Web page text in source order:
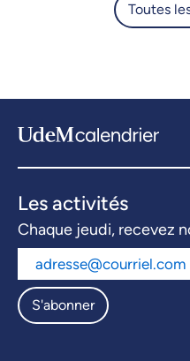
Toutes
Les activités
Chaque jeudi, recevez
S'abonner